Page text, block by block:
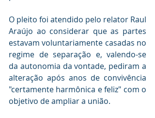
O pleito foi atendido pelo relator Raul
Araújo ao considerar que as partes
estavam voluntariamente casadas no
regime de separação e, valendo-se
da autonomia da vontade, pediram a
alteração após anos de convivência
"certamente harmônica e feliz" com o
objetivo de ampliar a união.